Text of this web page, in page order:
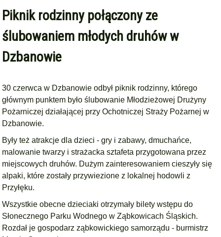
Piknik rodzinny połączony ze
ślubowaniem młodych druhów w
Dzbanowie
30 czerwca w Dzbanowie odbył piknik rodzinny, którego
głównym punktem było ślubowanie Młodzieżowej Drużyny
Pożarniczej działającej przy Ochotniczej Straży Pożarnej w
Dzbanowie.
Były też atrakcje dla dzieci - gry i zabawy, dmuchańce,
malowanie twarzy i strażacka sztafeta przygotowana przez
miejscowych druhów. Dużym zainteresowaniem cieszyły się
alpaki, które zostały przywiezione z lokalnej hodowli z
Przyłęku.
Wszystkie obecne dzieciaki otrzymały bilety wstępu do
Słonecznego Parku Wodnego w Ząbkowicach Śląskich.
Rozdał je gospodarz ząbkowickiego samorządu - burmistrz